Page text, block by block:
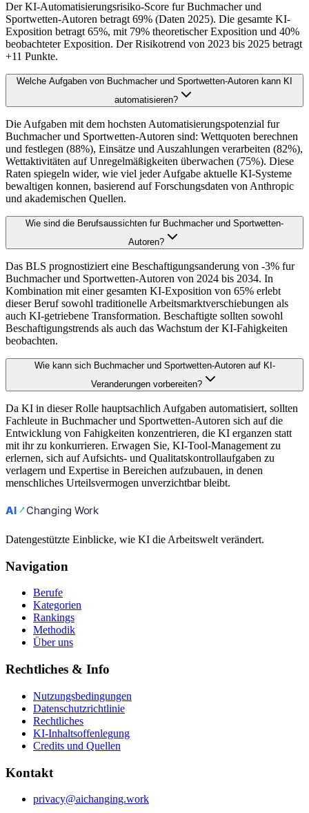
Der KI-Automatisierungsrisiko-Score fur Buchmacher und
Sportwetten-Autoren betragt 69% (Daten 2025). Die gesamte KI-
Exposition betragt 65%, mit 79% theoretischer Exposition und 40%
beobachteter Exposition. Der Risikotrend von 2023 bis 2025 betragt
+11 Punkte.
Welche Aufgaben von Buchmacher und Sportwetten-Autoren kann KI
automatisieren?
Die Aufgaben mit dem hochsten Automatisierungspotenzial fur
Buchmacher und Sportwetten-Autoren sind: Wettquoten berechnen
und festlegen (88%), Einsätze und Auszahlungen verarbeiten (82%),
Wettaktivitäten auf Unregelmäßigkeiten überwachen (75%). Diese
Raten spiegeln wider, wie viel jeder Aufgabe aktuelle KI-Systeme
bewaltigen konnen, basierend auf Forschungsdaten von Anthropic
und akademischen Quellen.
Wie sind die Berufsaussichten fur Buchmacher und Sportwetten-
Autoren?
Das BLS prognostiziert eine Beschaftigungsanderung von -3% fur
Buchmacher und Sportwetten-Autoren von 2024 bis 2034. In
Kombination mit einer gesamten KI-Exposition von 65% erlebt
dieser Beruf sowohl traditionelle Arbeitsmarktverschiebungen als
auch KI-getriebene Transformation. Beschaftigte sollten sowohl
Beschaftigungstrends als auch das Wachstum der KI-Fahigkeiten
beobachten.
Wie kann sich Buchmacher und Sportwetten-Autoren auf KI-
Veranderungen vorbereiten?
Da KI in dieser Rolle hauptsachlich Aufgaben automatisiert, sollten
Fachleute in Buchmacher und Sportwetten-Autoren sich auf die
Entwicklung von Fahigkeiten konzentrieren, die KI erganzen statt
mit ihr zu konkurrieren. Erwagen Sie, KI-Tool-Management zu
erlernen, sich auf Aufsichts- und Qualitatskontrollaufgaben zu
verlagern und Expertise in Bereichen aufzubauen, in denen
menschliches Urteilsvermogen unverzichtbar bleibt.
Datengestützte Einblicke, wie KI die Arbeitswelt verändert.
Navigation
Berufe
Kategorien
Rankings
Methodik
Über uns
Rechtliches & Info
Nutzungsbedingungen
Datenschutzrichtlinie
Rechtliches
KI-Inhaltsoffenlegung
Credits und Quellen
Kontakt
privacy@aichanging.work